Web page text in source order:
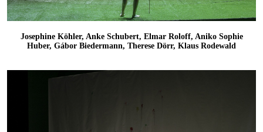
Josephine Köhler, Anke Schubert, Elmar Roloff, Aniko Sophie
Huber, Gábor Biedermann, Therese Dörr, Klaus Rodewald